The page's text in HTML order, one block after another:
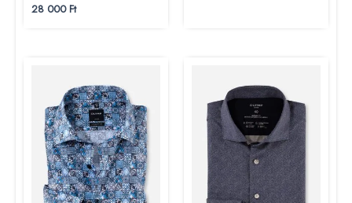
28 000Ft